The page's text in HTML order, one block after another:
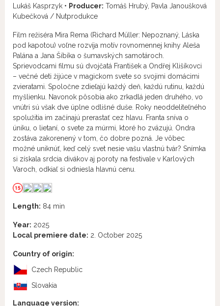
Lukáš Kasprzyk • Producer: Tomáš Hrubý, Pavla Janoušková
Kubečková / Nutprodukce
Film režiséra Mira Rema (Richard Müller: Nepoznaný, Láska
pod kapotou) voľne rozvíja motív rovnomennej knihy Aleša
Palána a Jana Šíbíka o šumavských samotároch.
Sprievodcami filmu sú dvojčatá František a Ondřej Klišíkovci
– večné deti žijúce v magickom svete so svojimi domácimi
zvieratami. Spoločne zdieľajú každý deň, každú rutinu, každú
myšlienku. Navonok pôsobia ako zrkadlá jeden druhého, vo
vnútri sú však dve úplne odlišné duše. Roky neoddeliteľného
spolužitia im začínajú prerastať cez hlavu. Franta sníva o
úniku, o lietaní, o svete za múrmi, ktoré ho zväzujú. Ondra
zostáva zakorenený v tom, čo dobre pozná. Je vôbec
možné uniknúť, keď celý svet nesie vašu vlastnú tvár? Snímka
si získala srdcia divákov aj poroty na festivale v Karlových
Varoch, odkiaľ si odniesla hlavnú cenu.
Length: 84 min
Year: 2025
Local premiere date: 2. October 2025
Country of origin:
Czech Republic
Slovakia
Language version: